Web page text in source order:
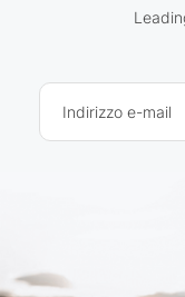
Indirizzo e-mail